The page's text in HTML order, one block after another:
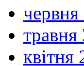
квітня